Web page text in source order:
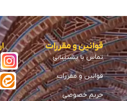
قوانین و مقررات
تماس با پشتیبانی
قوانین و مقررات
حریم خصوصی